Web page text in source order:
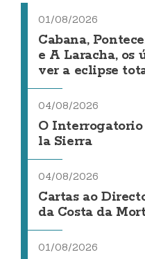
01/08/2026
Cabana,
e A Laracha, os
ver a eclipse
04/08/2026
O Interrogatorio
la Sierra
04/08/2026
Cartas ao
da Costa da
01/08/2026